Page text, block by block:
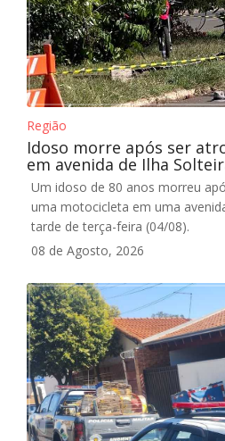
Região
Idoso morre após ser
em avenida de Ilha
Um idoso de 80 anos morreu
uma motocicleta em uma
tarde de terça-feira (04/08).
08 de Agosto, 2026